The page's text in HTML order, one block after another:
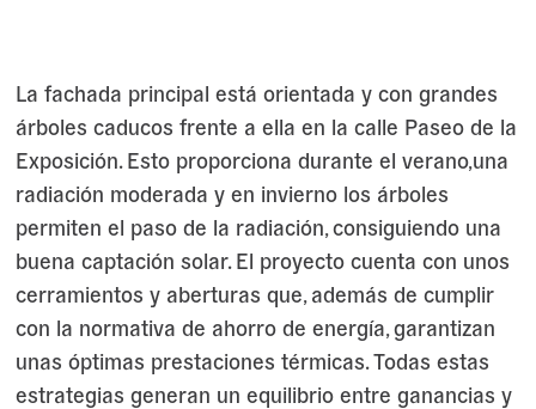
La fachada principal está orientada y con grandes
árboles caducos frente a ella en la calle Paseo de la
Exposición. Esto proporciona durante el verano,una
radiación moderada y en invierno los árboles
permiten el paso de la radiación, consiguiendo una
buena captación solar. El proyecto cuenta con unos
cerramientos y aberturas que, además de cumplir
con la normativa de ahorro de energía, garantizan
unas óptimas prestaciones térmicas. Todas estas
estrategias generan un equilibrio entre ganancias y